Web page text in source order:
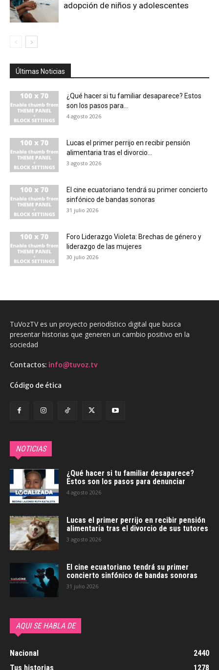
adopción de niños y adolescentes
Últimas Noticias
¿Qué hacer si tu familiar desaparece? Estos
son los pasos para...
4 agosto 2026
Lucas el primer perrijo en recibir pensión
alimentaria tras el divorcio...
3 agosto 2026
El cine ecuatoriano tendrá su primer concierto
sinfónico de bandas sonoras
31 julio 2026
Foro Liderazgo Violeta: Brechas de género y
liderazgo de las mujeres
30 julio 2026
TuVozTV es un proyecto periodístico digital que busca
presentar historias que generen un cambio positivo en la
sociedad
Contactos: info@tuvoz.tv
Código de ética
NOTICIAS
¿Qué hacer si tu familiar desaparece?
Estos son los pasos para denunciar
4 agosto 2026
Lucas el primer perrijo en recibir pensión
alimentaria tras el divorcio de sus tutores
3 agosto 2026
El cine ecuatoriano tendrá su primer
concierto sinfónico de bandas sonoras
31 julio 2026
AQUI SE HABLA DE
Nacional
2440
Tus historias
1278